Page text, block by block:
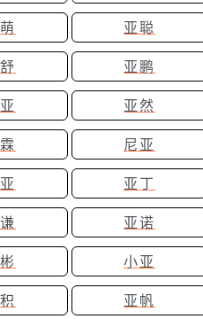
亚聪
亚鹏
亚然
尼亚
亚丁
亚诺
小亚
亚帆